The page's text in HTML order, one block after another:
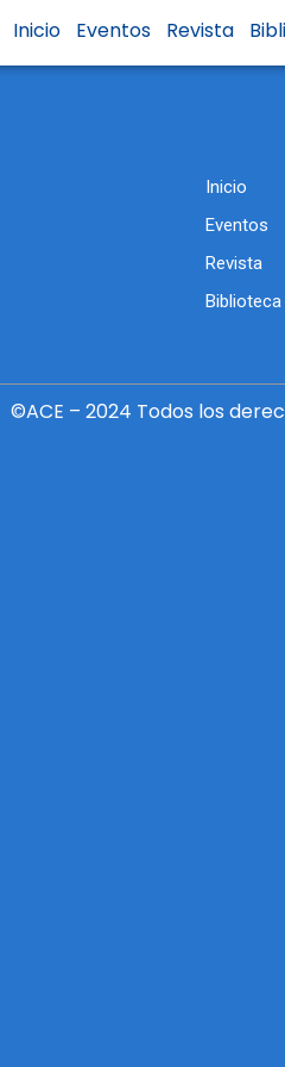
Inicio Eventos Revista
Inicio
Eventos
Revista
Biblioteca
©ACE – 2024 Todos los